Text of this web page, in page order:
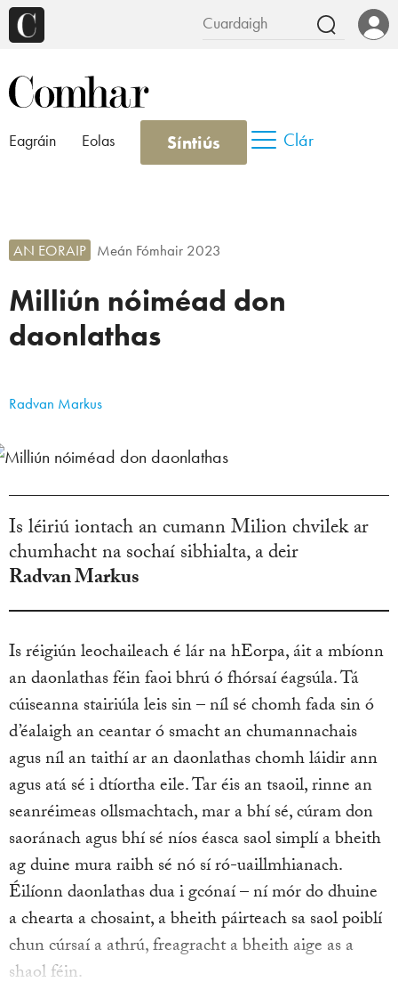
Eagráin Eolas Síntiús Clár
Milliún nóiméad don
daonlathas
AN EORAIP Meán Fómhair 2023
Radvan Markus
Is léiriú iontach an cumann Milion chvilek ar
chumhacht na sochaí sibhialta, a deir
Radvan Markus
Is réigiún leochaileach é lár na hEorpa, áit a mbíonn
an daonlathas féin faoi bhrú ó fhórsaí éagsúla. Tá
cúiseanna stairiúla leis sin – níl sé chomh fada sin ó
d’éalaigh an ceantar ó smacht an chumannachais
agus níl an taithí ar an daonlathas chomh láidir ann
agus atá sé i dtíortha eile. Tar éis an tsaoil, rinne an
seanréimeas ollsmachtach, mar a bhí sé, cúram don
saoránach agus bhí sé níos éasca saol simplí a bheith
ag duine mura raibh sé nó sí ró-uaillmhianach.
Éilíonn daonlathas dua i gcónaí – ní mór do dhuine
a chearta a chosaint, a bheith páirteach sa saol poiblí
chun cúrsaí a athrú, freagracht a bheith aige as a
shaol féin.